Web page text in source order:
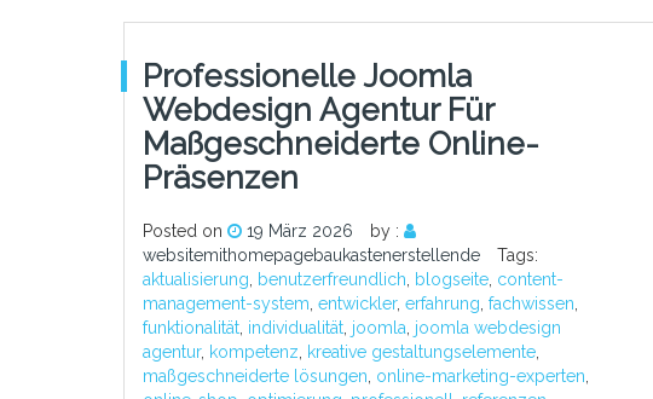
Professionelle Joomla
Webdesign Agentur Für
Maßgeschneiderte Online-
Präsenzen
Posted on 19 März 2026
by :
websitemithomepagebaukastenerstellende
Tags:
aktualisierung
benutzerfreundlich blogseite content-
management-system entwickler, erfahrung fachwissen
funktionalität individualität joomla joomla webdesign
agentur, kompetenz kreative gestaltungselemente
maßgeschneiderte lösungen online-marketing-experten